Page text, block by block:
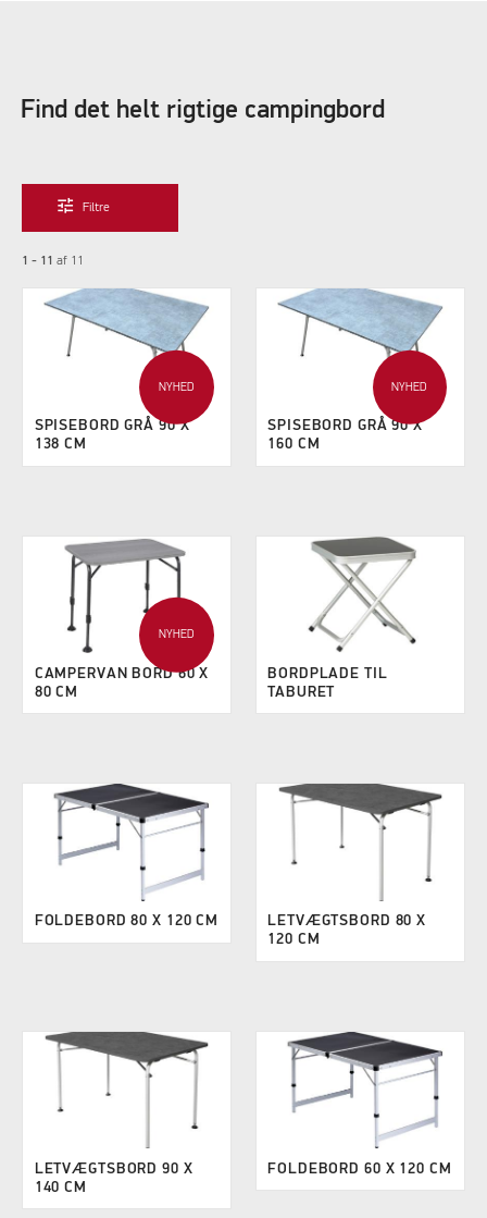
Find det helt rigtige campingbord
tune Filtre
1 - 11 af 11
NYHED
SPISEBORD GRÅ 90 X
138 CM
NYHED
SPISEBORD GRÅ 90 X
160 CM
NYHED
CAMPERVAN BORD 60 X
80 CM
BORDPLADE TIL
TABURET
FOLDEBORD 80 X 120 CM
LETVÆGTSBORD 80 X
120 CM
LETVÆGTSBORD 90 X
140 CM
FOLDEBORD 60 X 120 CM